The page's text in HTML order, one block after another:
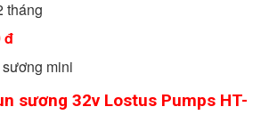
tháng
đ
sương 32v Lostus Pumps HT-